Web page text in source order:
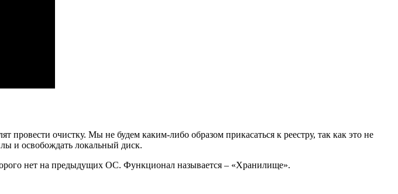
очистку. Мы не будем каким-либо образом прикасаться к реестру, так как это не
и освобождать локальный диск.
нет на предыдущих ОС. Функционал называется – «Хранилище».